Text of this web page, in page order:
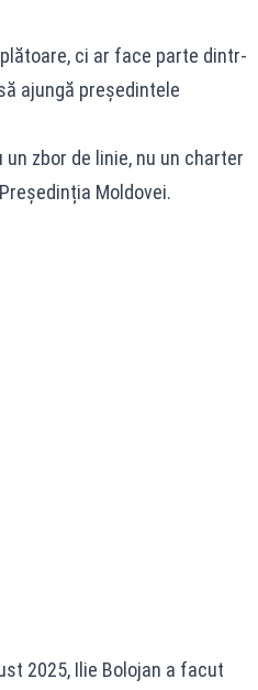
ci ar face parte dintr-
ajungă președintele
un zbor de linie, nu un charter
Moldovei.
2025, Ilie Bolojan a facut